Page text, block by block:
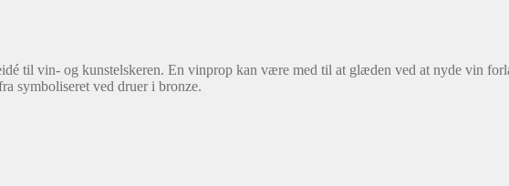
til vin- og kunstelskeren. En vinprop kan være med til at glæden ved at nyde vin
symboliseret ved druer i bronze.